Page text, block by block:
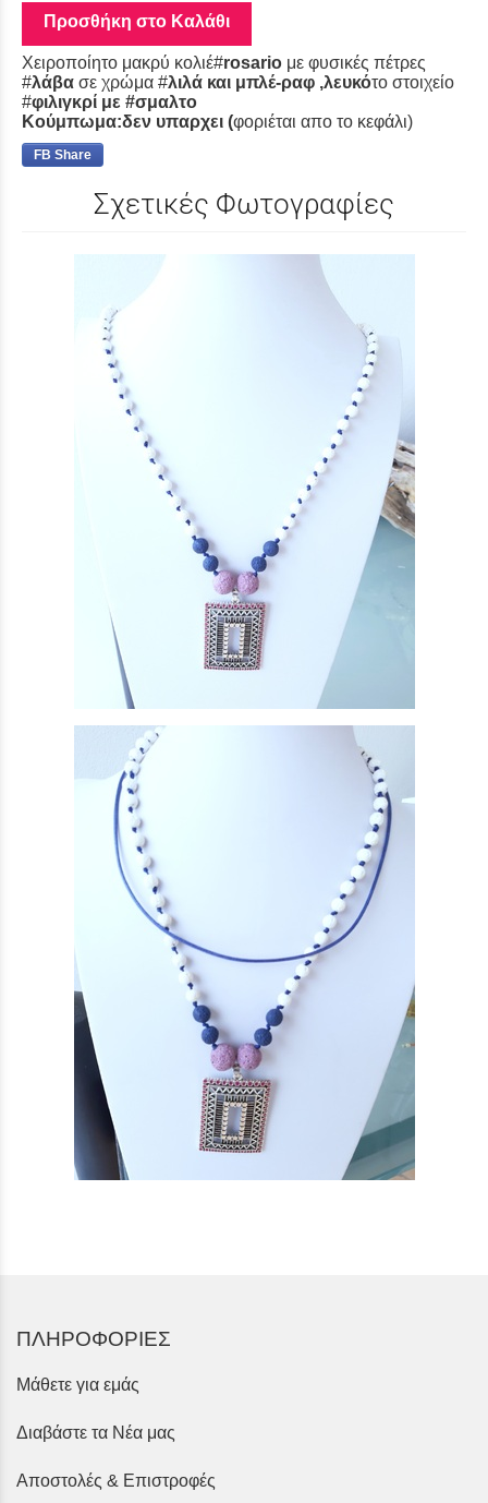
Προσθήκη στο Καλάθι
Χειροποίητο μακρύ κολιέ#rosario με φυσικές πέτρες
#λάβα σε χρώμα #λιλά και μπλέ-ραφ ,λευκότο στοιχείο
#φιλιγκρί με #σμαλτο
Κούμπωμα:δεν υπαρχει (φοριέται απο το κεφάλι)
FB Share
Σχετικές Φωτογραφίες
ΠΛΗΡΟΦΟΡΙΕΣ
Μάθετε για εμάς
Διαβάστε τα Νέα μας
Αποστολές & Επιστροφές